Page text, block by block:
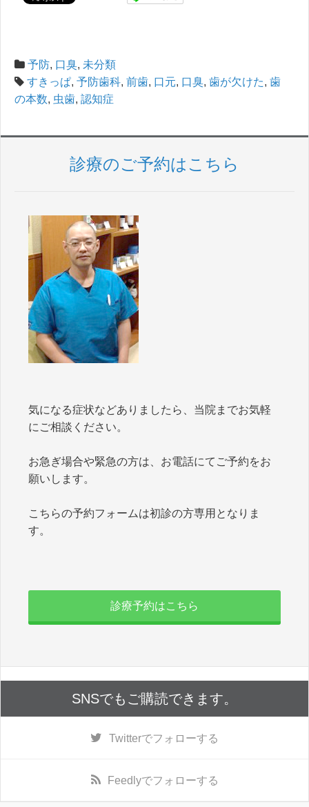
予防, 口臭, 未分類
すきっぱ, 予防歯科, 前歯, 口元, 口臭, 歯が欠けた, 歯
の本数, 虫歯, 認知症
診療のご予約はこちら
気になる症状などありましたら、当院までお気軽
にご相談ください。
お急ぎ場合や緊急の方は、お電話にてご予約をお
願いします。
こちらの予約フォームは初診の方専用となりま
す。
診療予約はこちら
SNSでもご購読できます。
Twitterでフォローする
Feedlyでフォローする